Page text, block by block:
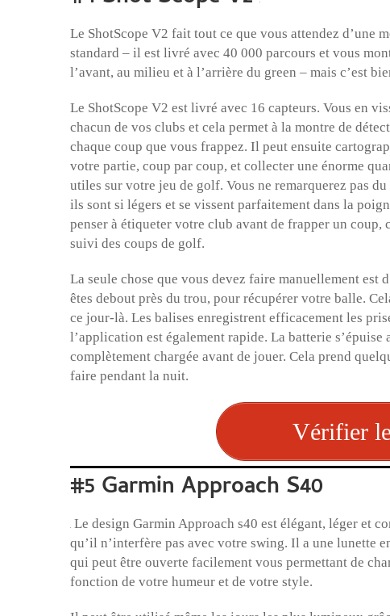
Le ShotScope V2 fait tout ce que vous attendez d’une
standard – il est livré avec 40 000 parcours et vous
l’avant, au milieu et à l’arrière du green – mais c’est
Le ShotScope V2 est livré avec 16 capteurs. Vous en
chacun de vos clubs et cela permet à la montre de
chaque coup que vous frappez. Il peut ensuite
votre partie, coup par coup, et collecter une énorme
utiles sur votre jeu de golf. Vous ne remarquerez pas
ils sont si légers et se vissent parfaitement dans la
penser à étiqueter votre club avant de frapper un coup,
suivi des coups de golf.
La seule chose que vous devez faire manuellement est
êtes debout près du trou, pour récupérer votre balle.
ce jour-là. Les balises enregistrent efficacement les
l’application est également rapide. La batterie s’épuise
complètement chargée avant de jouer. Cela prend
faire pendant la nuit.
Vérifier
#5 Garmin Approach S40
Le design Garmin Approach s40 est élégant, léger et
qu’il n’interfère pas avec votre swing. Il a une lunette
qui peut être ouverte facilement vous permettant de
fonction de votre humeur et de votre style.